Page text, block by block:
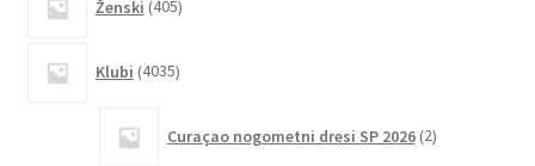
Ženski 405izdelkov
Klubi 4035izdelkov
Curaçao nogometni dresi SP 2026 2izdelka